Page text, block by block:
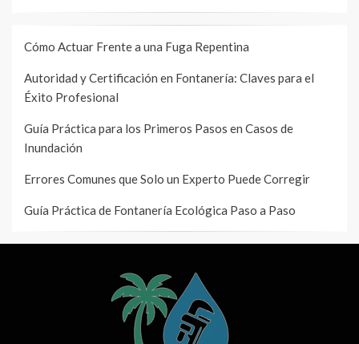
Cómo Actuar Frente a una Fuga Repentina
Autoridad y Certificación en Fontanería: Claves para el
Éxito Profesional
Guía Práctica para los Primeros Pasos en Casos de
Inundación
Errores Comunes que Solo un Experto Puede Corregir
Guía Práctica de Fontanería Ecológica Paso a Paso